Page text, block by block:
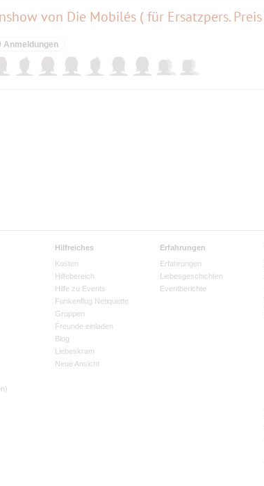
Anmeldungen
Hilfreiches
Kosten
Hilfebereich
Hilfe zu Events
Funkenflug Netiquette
Gruppen
Freunde einladen
Blog
Liebeskram
Neue Ansicht
Erfahrungen
Erfahrungen
Liebesgeschichten
Eventberichte